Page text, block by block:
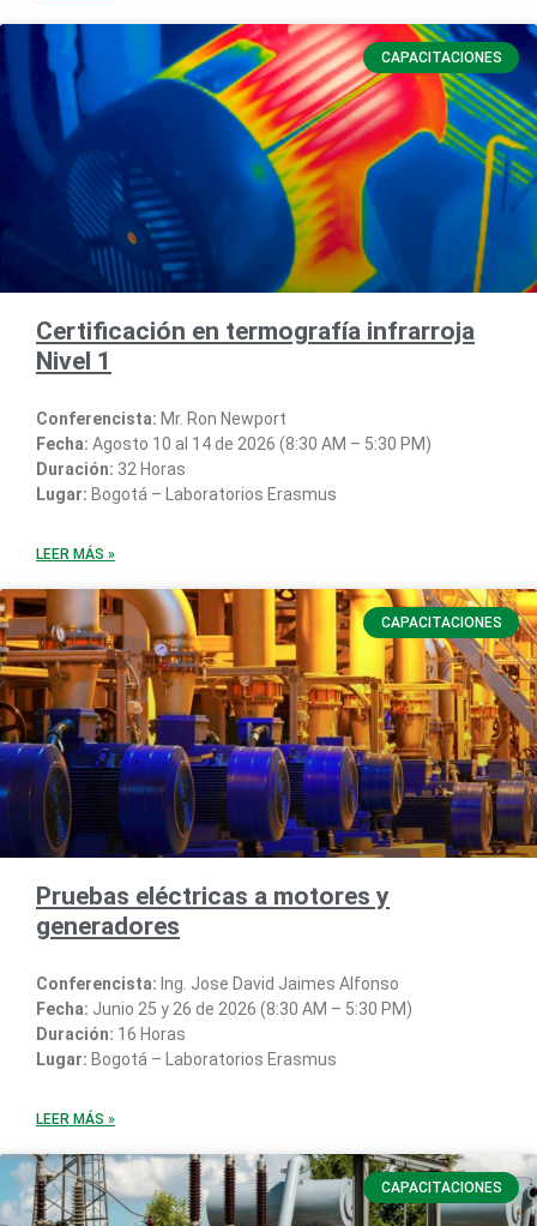
CAPACITACIONES
Certificación en termografía infrarroja
Nivel 1
Conferencista: Mr. Ron Newport
Fecha: Agosto 10 al 14 de 2026 (8:30 AM – 5:30 PM)
Duración: 32 Horas
Lugar: Bogotá – Laboratorios Erasmus
LEER MÁS »
CAPACITACIONES
Pruebas eléctricas a motores y
generadores
Conferencista: Ing. Jose David Jaimes Alfonso
Fecha: Junio 25 y 26 de 2026 (8:30 AM – 5:30 PM)
Duración: 16 Horas
Lugar: Bogotá – Laboratorios Erasmus
LEER MÁS »
CAPACITACIONES